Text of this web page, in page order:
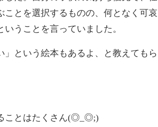
ことを選択するものの、何となく可哀
いうことを言っていました。
という絵本もあるよ、
と教えてもら
ことはたくさん(◎_◎;)